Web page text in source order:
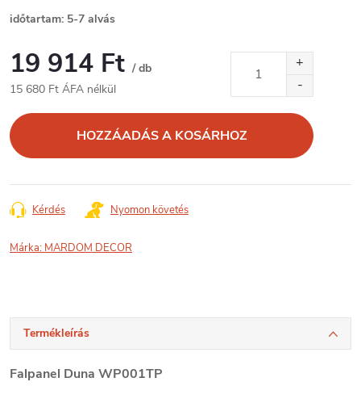
időtartam: 5-7 alvás
19 914 Ft / db
15 680 Ft ÁFA nélkül
HOZZÁADÁS A KOSÁRHOZ
Kérdés Nyomon követés
Márka: MARDOM DECOR
Termékleírás
Falpanel Duna WP001TP